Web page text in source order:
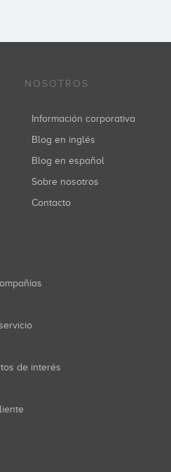
NOSOTROS
Información corporativa
Blog en inglés
Blog en español
Sobre nosotros
Contacto
de interés